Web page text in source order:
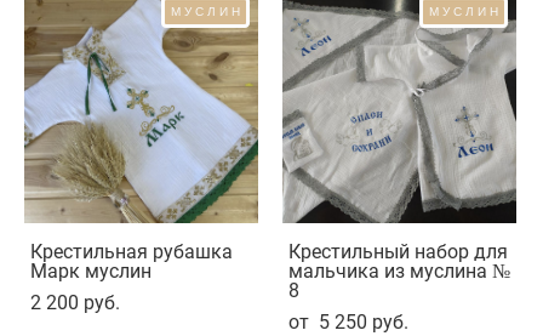
МУСЛИН
Крестильная рубашка
Марк муслин
2 200 pуб.
МУСЛИН
Крестильный набор для
мальчика из муслина №
8
от 5 250 pуб.